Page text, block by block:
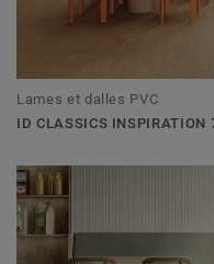
Lames et dalles PVC
ID CLASSICS INSPIRATION